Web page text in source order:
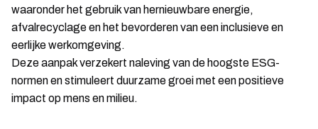
waaronder het gebruik van hernieuwbare energie,
afvalrecyclage en het bevorderen van een inclusieve en
eerlijke werkomgeving.
Deze aanpak verzekert naleving van de hoogste ESG-
normen en stimuleert duurzame groei met een positieve
impact op mens en milieu.